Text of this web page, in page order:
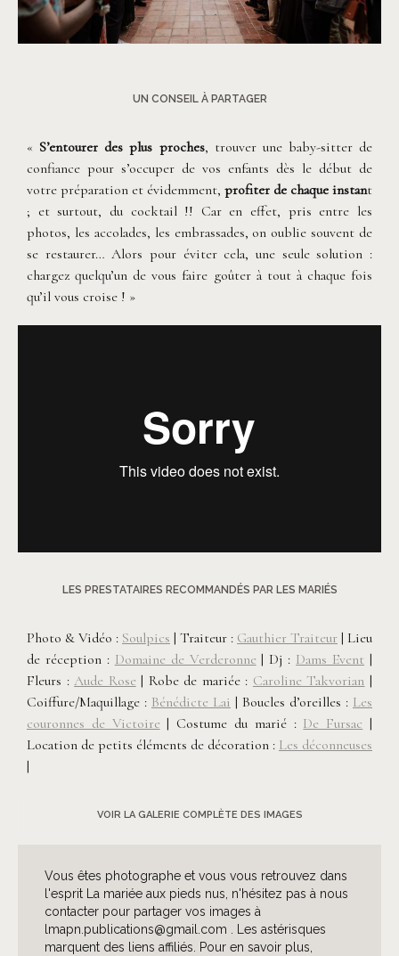
UN CONSEIL À PARTAGER
« S’entourer des plus proches, trouver une baby-sitter de
confiance pour s’occuper de vos enfants dès le début de
votre préparation et évidemment, profiter de chaque instant
; et surtout, du cocktail !! Car en effet, pris entre les
photos, les accolades, les embrassades, on oublie souvent de
se restaurer… Alors pour éviter cela, une seule solution :
chargez quelqu’un de vous faire goûter à tout à chaque fois
qu’il vous croise ! »
LES PRESTATAIRES RECOMMANDÉS PAR LES MARIÉS
Photo & Vidéo : Soulpics | Traiteur : Gauthier Traiteur | Lieu
de réception : Domaine de Verderonne | Dj : Dams Event |
Fleurs :Aude Rose | Robe de mariée : Caroline Takvorian |
Coiffure/Maquillage : Bénédicte Lai | Boucles d’oreilles : Les
couronnes de Victoire | Costume du marié : De Fursac |
Location de petits éléments de décoration : Les déconneuses
|
VOIR LA GALERIE COMPLÈTE DES IMAGES
Vous êtes photographe et vous vous retrouvez dans
l'esprit La mariée aux pieds nus, n'hésitez pas à nous
contacter pour partager vos images à
lmapn.publications@gmail.com . Les astérisques
marquent des liens affiliés. Pour en savoir plus,